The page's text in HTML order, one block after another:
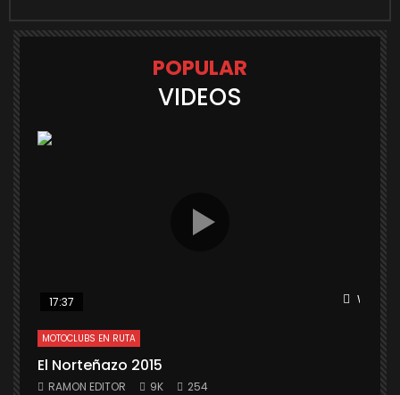
POPULAR
VIDEOS
Watch
17:37
MOTOCLUBS EN RUTA
El Norteñazo 2015
RAMON EDITOR 9K 254